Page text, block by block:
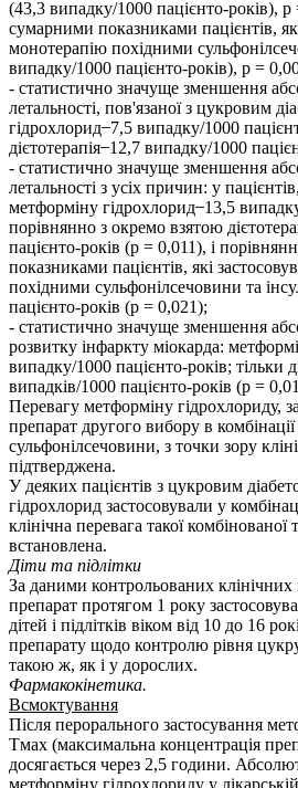
(43,3 випадку/1000 пацієнто-років), р
сумарними показниками пацієнтів,
монотерапію похідними
випадку/1000 пацієнто-років), р =
- статистично значуще зменшення
летальності, пов'язаної з цукровим
гідрохлорид ̶ 7,5 випадку/1000
дієтотерапія ̶ 12,7 випадку/1000
- статистично значуще зменшення
летальності з усіх причин: у
метформіну гідрохлорид ̶ 13,5
порівнянно з окремо взятою
пацієнто-років (р = 0,011), і
показниками пацієнтів, які
похідними сульфонілсечовини та
пацієнто-років (р = 0,021);
- статистично значуще зменшення
розвитку інфаркту міокарда:
випадку/1000 пацієнто-років; тільки
випадків/1000 пацієнто-років (р =
Перевагу метформіну гідрохлориду,
препарат другого вибору в
сульфонілсечовини, з точки зору
підтвердженa.
У деяких пацієнтів з цукровим
гідрохлорид застосовували у
клінічна перевага такої комбінованої
встановлена.
Діти та підлітки
За даними контрольованих
препарат протягом 1 року
дітей і підлітків віком від 10 до 16
препарату щодо контролю рівня
такою ж, як і у дорослих.
Фармакокінетика.
Всмоктування
Після перорального застосування
Тмах (максимальна концентрація
досягається через 2,5 години.